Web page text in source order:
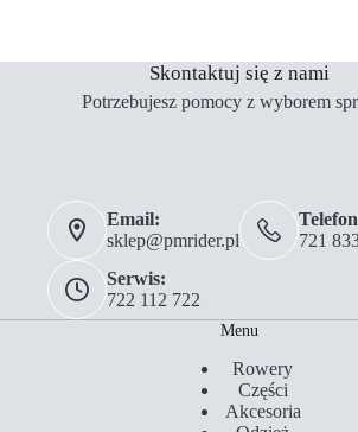
Skontaktuj się z nami
Potrzebujesz pomocy z wyborem
Email:
sklep@pmrider.pl
721
Serwis:
722 112 722
Menu
Rowery
Części
Akcesoria